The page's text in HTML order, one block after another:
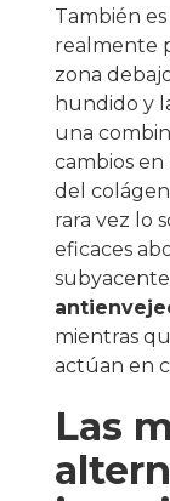
También
realmente
zona
hundido y
una
cambios
del
rara vez lo
eficaces
mientras
actúan en
Las